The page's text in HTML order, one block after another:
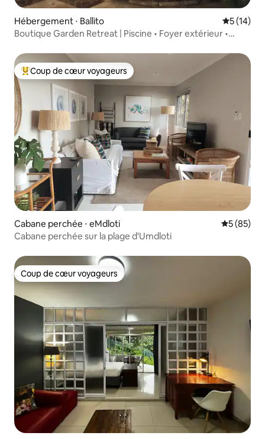
Hébergement ⋅ Ballito
5 (14)
Boutique Garden Retreat | Piscine • Foyer extérieur •
Coups de cœur voyageurs les plus appréciés
Coup de cœur voyageurs
Cabane perchée ⋅ eMdloti
5 (85)
Cabane perchée sur la plage d'Umdloti
Coup de cœur voyageurs
Coup de cœur voyageurs